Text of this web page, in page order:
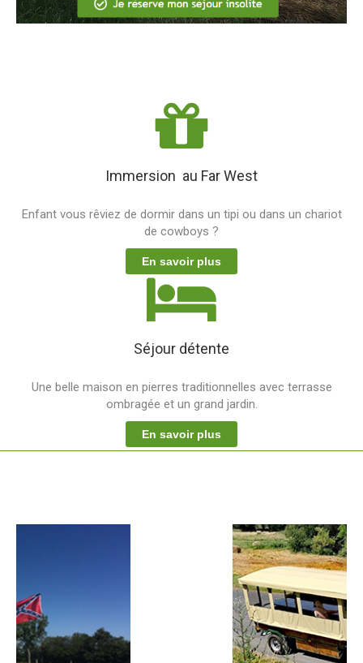
Immersion au Far West
Enfant vous rêviez de dormir dans un tipi ou dans un chariot
de cowboys ?
En savoir plus
Séjour détente
Une belle maison en pierres traditionnelles avec terrasse
ombragée et un grand jardin.
En savoir plus